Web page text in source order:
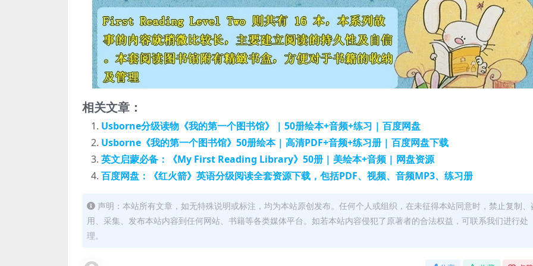
相关文章：
Usborne分级读物《我的第一个图书馆》 | 50册绘本+音频+练习 | 百度网盘
Usborne《我的第一个图书馆》50册绘本 | 高清PDF+音频+练习册 | 百度网盘下载
英文启蒙必备：《My First Reading Library》50册 | 美绘本+音频 | 网盘资源
百度网盘：《红火箭》英语分级阅读全套资源下载，包括PDF、视频、音频MP3、练习册
声明：本站所有文章，如无特殊说明或标注，均为本站原创发布。任何个人或组织，在未征得本站同意时，禁止复制、
用、采集、发布本站内容到任何网站、书籍等各类媒体平台。如若本站内容侵犯了原著者的合法权益，可联系我们进行处
理。